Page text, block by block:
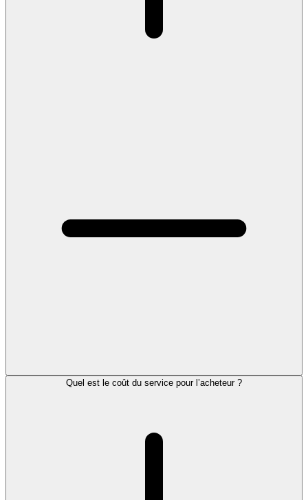
Quel est le coût du service pour l’acheteur ?